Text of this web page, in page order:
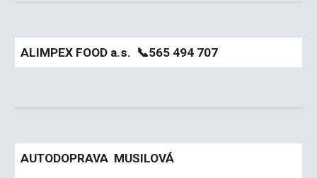
ALIMPEX FOOD a.s. 📞565 494 707
AUTODOPRAVA MUSILOVÁ